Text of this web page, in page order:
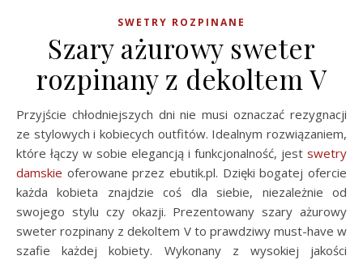
SWETRY ROZPINANE
Szary ażurowy sweter
rozpinany z dekoltem V
Przyjście chłodniejszych dni nie musi oznaczać rezygnacji
ze stylowych i kobiecych outfitów. Idealnym rozwiązaniem,
które łączy w sobie elegancją i funkcjonalność, jest swetry
damskie oferowane przez ebutik.pl. Dzięki bogatej ofercie
każda kobieta znajdzie coś dla siebie, niezależnie od
swojego stylu czy okazji. Prezentowany szary ażurowy
sweter rozpinany z dekoltem V to prawdziwy must-have w
szafie każdej kobiety. Wykonany z wysokiej jakości